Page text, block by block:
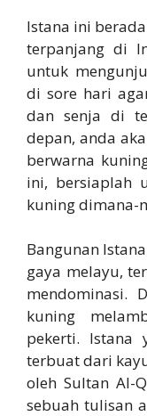
Istana ini
terpanjang di
untuk
di sore hari
dan senja di
depan, anda
berwarna
ini, bersiaplah
kuning dimana-
Bangunan
gaya melayu,
mendominasi.
kuning
pekerti. Istana
terbuat dari
oleh Sultan Al-
sebuah tulisan